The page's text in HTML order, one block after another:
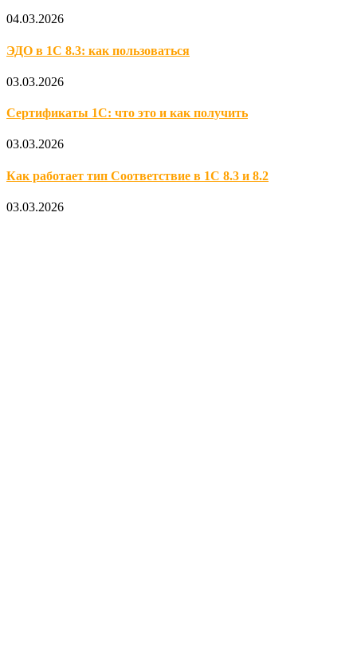
04.03.2026
ЭДО в 1С 8.3: как пользоваться
03.03.2026
Сертификаты 1С: что это и как получить
03.03.2026
Как работает тип Соответствие в 1С 8.3 и 8.2
03.03.2026